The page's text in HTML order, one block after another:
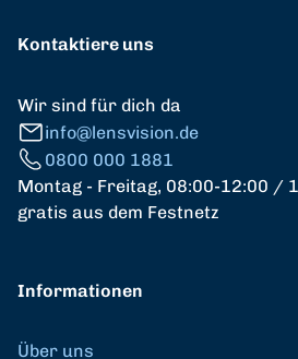
Kontaktiere uns
Wir sind für dich da
info@lensvision.de
0800 000 1881
Montag - Freitag, 08:00-12:00 /
gratis aus dem Festnetz
Informationen
Über uns